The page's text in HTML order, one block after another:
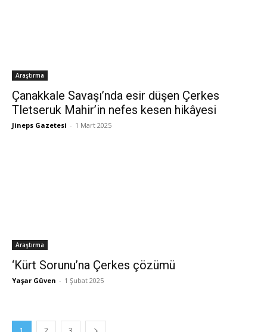
Araştırma
Çanakkale Savaşı’nda esir düşen Çerkes
Tletseruk Mahir’in nefes kesen hikâyesi
Jineps Gazetesi - 1 Mart 2025
Araştırma
‘Kürt Sorunu’na Çerkes çözümü
Yaşar Güven - 1 Şubat 2025